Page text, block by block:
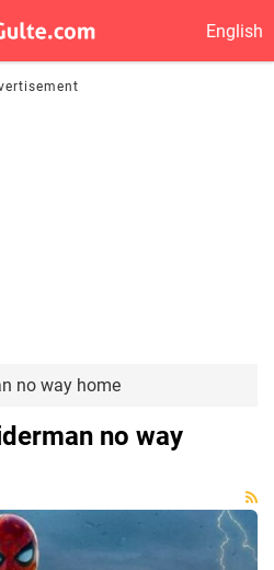
English
no way home
no way